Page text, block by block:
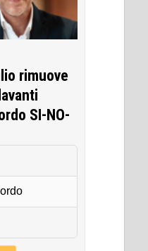
rimuove
SI-NO-